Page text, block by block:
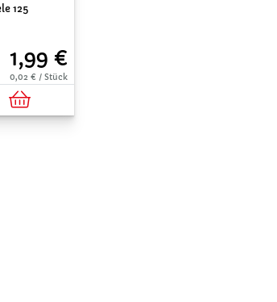
125
1,99 €
0,02 € / Stück